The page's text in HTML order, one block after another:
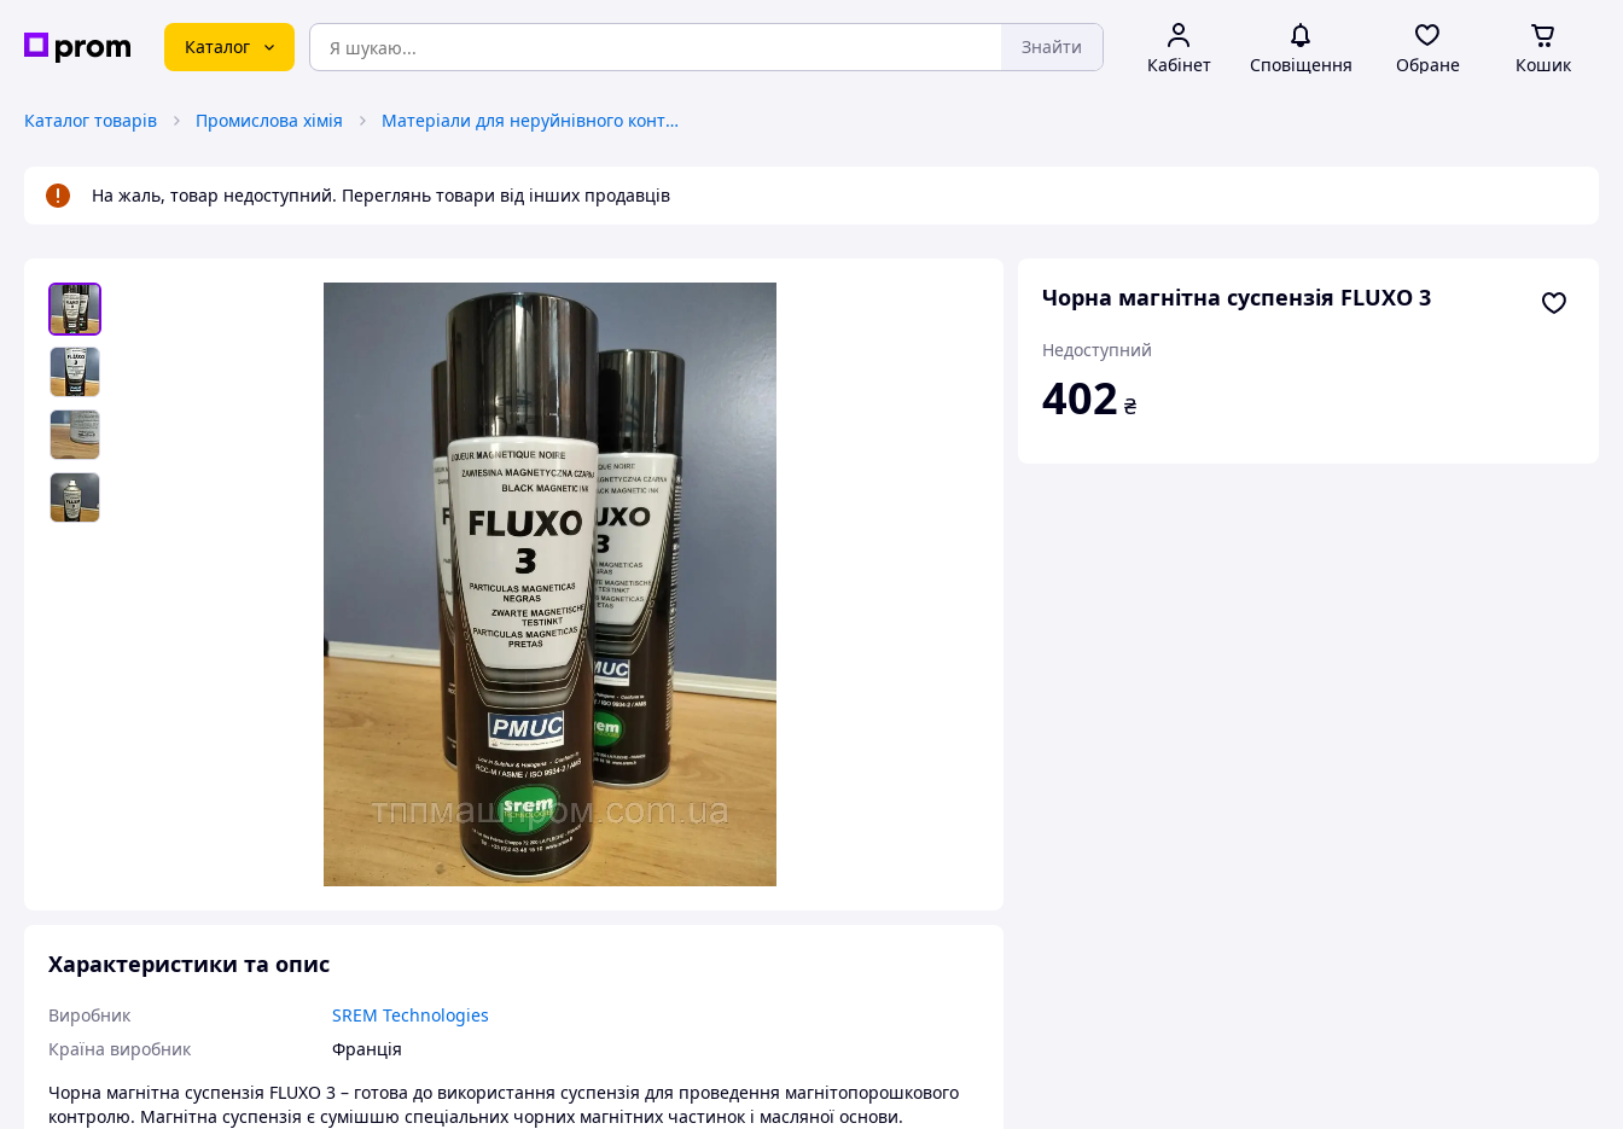
Каталог Знайти
Кабінет Сповіщення Обране Кошик
Каталог товарів Промислова хімія Матеріали для неруйнівного контролю
На жаль, товар недоступний. Переглянь товари від інших продавців
Чорна магнітна суспензія FLUXO 3
Недоступний
402 ₴
Характеристики та опис
Виробник
SREM Technologies
Країна виробник
Франція
Чорна магнітна суспензія FLUXO 3 – готова до використання суспензія для проведення магнітопорошкового
контролю. Магнітна суспензія є сумішшю спеціальних чорних магнітних частинок і масляної основи.